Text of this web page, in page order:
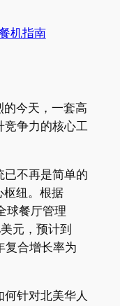
机指南
今天，一套高
竞争力的核心工
已不再是简单的
枢纽。根据
球餐厅管理
元，预计到
合增长率为
何针对北美华人